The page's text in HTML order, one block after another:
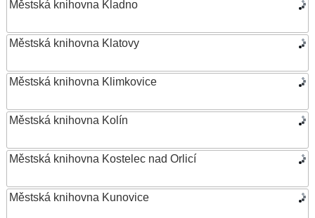
Městská knihovna Kladno
Městská knihovna Klatovy
Městská knihovna Klimkovice
Městská knihovna Kolín
Městská knihovna Kostelec nad Orlicí
Městská knihovna Kunovice